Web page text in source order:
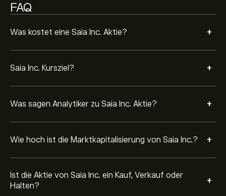
FAQ
Was kostet eine Saia Inc. Aktie? +
Saia Inc. Kursziel? +
Was sagen Analytiker zu Saia Inc. Aktie? +
Wie hoch ist die Marktkapitalisierung von Saia Inc.? +
Ist die Aktie von Saia Inc. ein Kauf, Verkauf oder
Halten?
+